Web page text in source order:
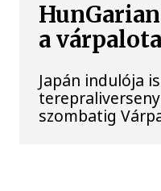
a
Japán indulója
szombatig